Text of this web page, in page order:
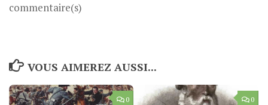
commentaire(s)
VOUS AIMEREZ AUSSI...
0 0